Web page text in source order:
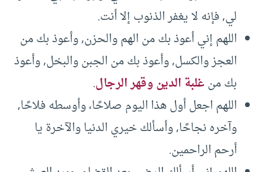
لي, فإنه لا يغفر الذنوب إلا أنت.
اللهم إني أعوذ بك من الهم والحزن, وأعوذ بك من
العجز والكسل, وأعوذ بك من الجبن والبخل, وأعوذ
بك منغلبة الدين وقهر الرجال.
اللهم اجعل أول هذا اليوم صلاحًا، وأوسطه فلاحًا,
وآخره نجاحًا, وأسألك خيري الدنيا والآخرة يا
أرحم الراحمين.